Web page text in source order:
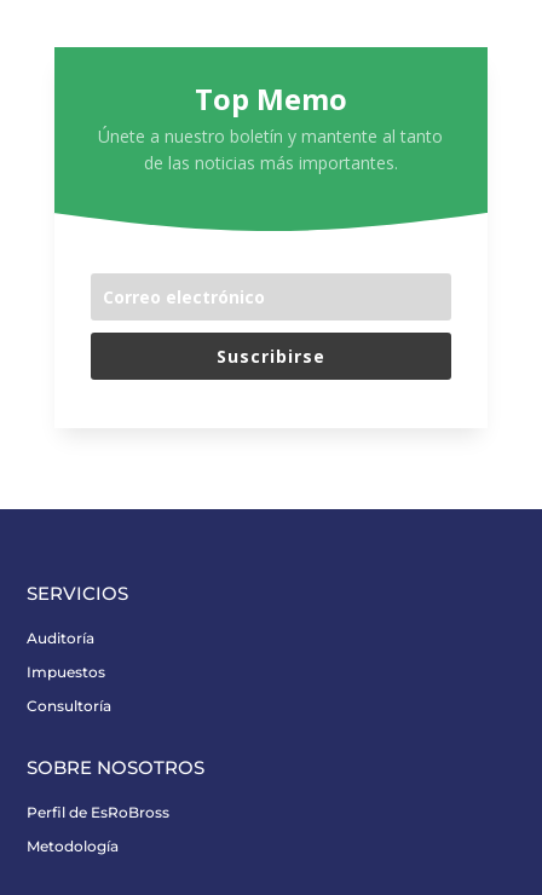
Top Memo
Únete a nuestro boletín y mantente al tanto
de las noticias más importantes.
Suscribirse
SERVICIOS
Auditoría
Impuestos
Consultoría
SOBRE NOSOTROS
Perfil de EsRoBross
Metodología